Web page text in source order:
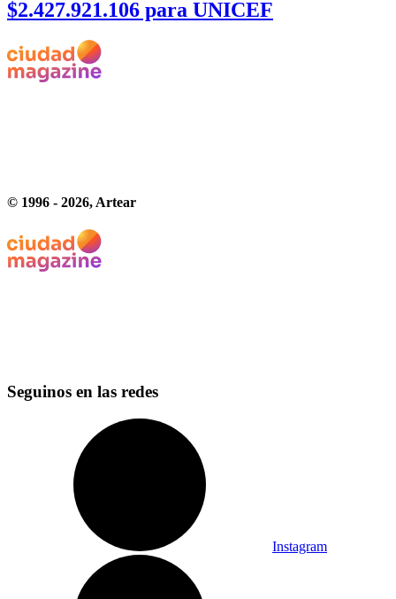
$2.427.921.106 para UNICEF
© 1996 - 2026, Artear
Seguinos en las redes
Instagram